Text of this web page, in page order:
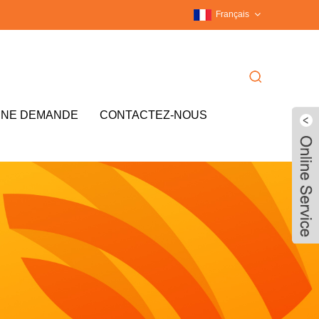
Français
DEMANDE CONTACTEZ-NOUS